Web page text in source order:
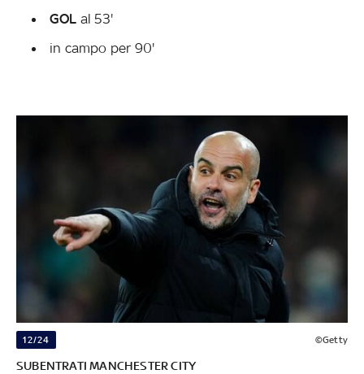
GOL al 53'
in campo per 90'
12/24 ©Getty
SUBENTRATI MANCHESTER CITY